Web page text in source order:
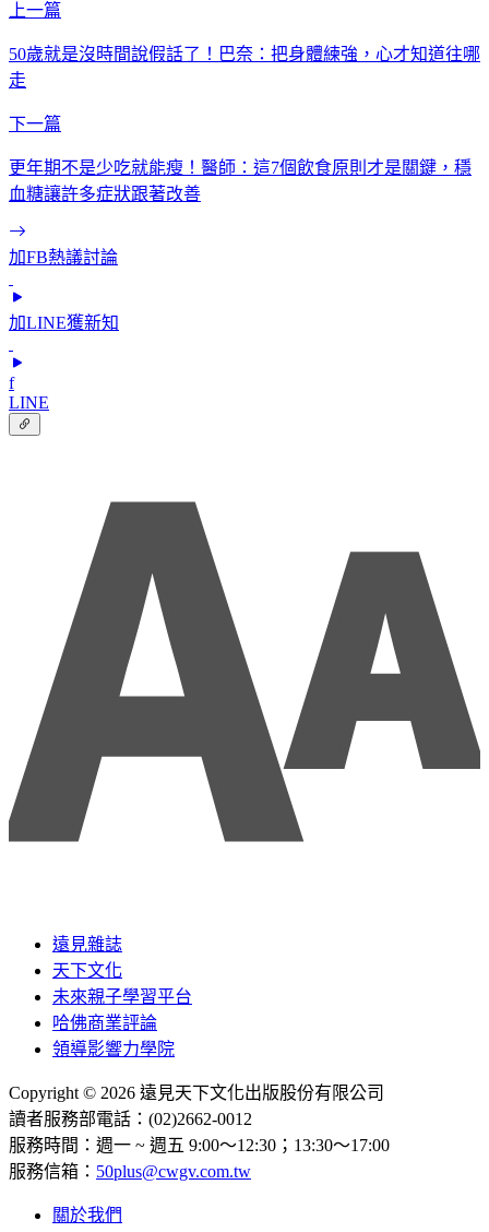
上一篇
50歲就是沒時間說假話了！巴奈：把身體練強，心才知道往哪
走
下一篇
更年期不是少吃就能瘦！醫師：這7個飲食原則才是關鍵，穩
血糖讓許多症狀跟著改善
加FB熱議討論
加LINE獲新知
f
LINE
遠見雜誌
天下文化
未來親子學習平台
哈佛商業評論
領導影響力學院
Copyright © 2026 遠見天下文化出版股份有限公司
讀者服務部電話：(02)2662-0012
服務時間：週一 ~ 週五 9:00～12:30；13:30～17:00
服務信箱： 50plus@cwgv.com.tw
關於我們